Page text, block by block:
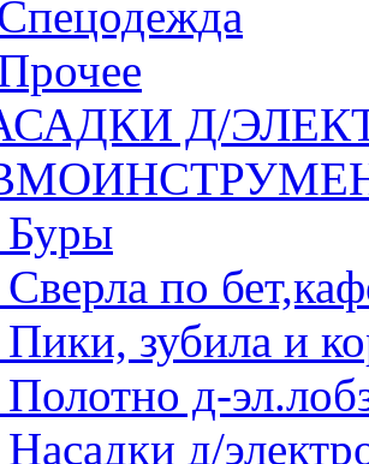
Д/
Буры
по
зубила и
д-
д/